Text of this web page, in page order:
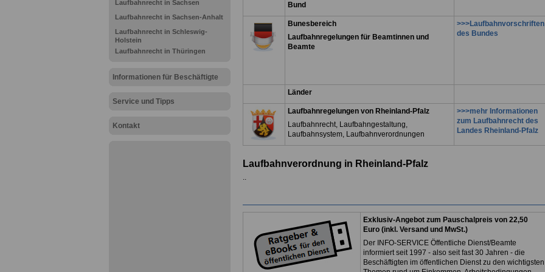
Laufbahnrecht in Sachsen
Laufbahnrecht in Sachsen-Anhalt
Laufbahnrecht in Schleswig-
Holstein
Laufbahnrecht in Thüringen
Informationen für Beschäftigte
Service und Tipps
Kontakt
Bund
Bunesbereich
Laufbahnregelungen für Beamtinnen und
Beamte
>>>Laufbahnvorschriften
des Bundes
Länder
Laufbahnregelungen von Rheinland-Pfalz
Laufbahnrecht, Laufbahngestaltung,
Laufbahnsystem, Laufbahnverordnungen
>>>mehr Informationen
zum Laufbahnrecht des
Landes Rheinland-Pfalz
Laufbahnverordnung in Rheinland-Pfalz
..
Exklusiv-Angebot zum Pauschalpreis von 22,50
Euro (inkl. Versand und MwSt.)
Der INFO-SERVICE Öffentliche Dienst/Beamte
informiert seit 1997 - also seit fast 30 Jahren - die
Beschäftigten im öffentlichen Dienst zu den wichtigsten